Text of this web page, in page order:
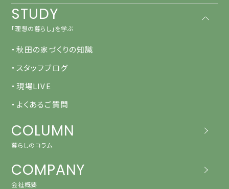
STUDY
「理想の暮らし」を学ぶ
・秋田の家づくりの知識
・スタッフブログ
・現場LIVE
・よくあるご質問
COLUMN
暮らしのコラム
COMPANY
会社概要